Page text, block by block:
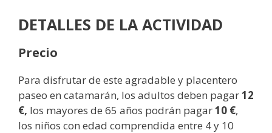
DETALLES DE LA ACTIVIDAD
Precio
Para disfrutar de este agradable y placentero
paseo en catamarán, los adultos deben pagar12
€, los mayores de 65 años podrán pagar10 €,
los niños con edad comprendida entre 4 y 10